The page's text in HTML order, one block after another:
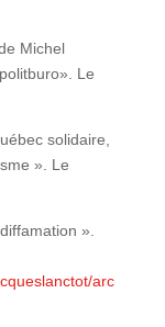
Michel
Le
solidaire,
». Le
».
arc